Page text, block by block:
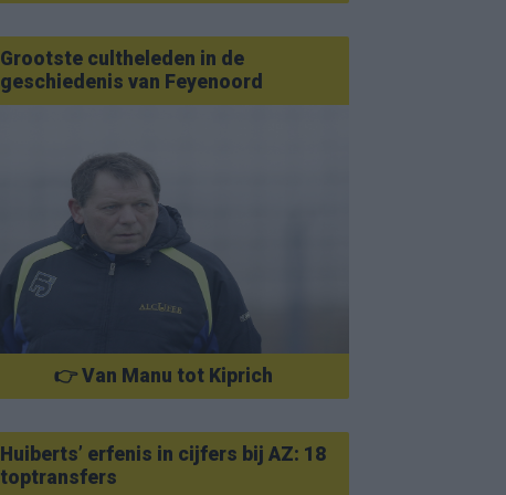
Grootste cultheleden in de
geschiedenis van Feyenoord
👉 Van Manu tot Kiprich
Huiberts’ erfenis in cijfers bij AZ: 18
toptransfers